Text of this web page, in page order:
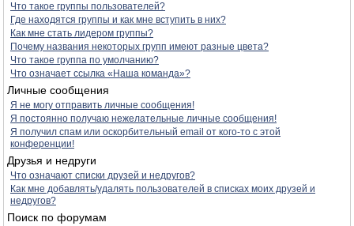
Что такое группы пользователей?
Где находятся группы и как мне вступить в них?
Как мне стать лидером группы?
Почему названия некоторых групп имеют разные цвета?
Что такое группа по умолчанию?
Что означает ссылка «Наша команда»?
Личные сообщения
Я не могу отправить личные сообщения!
Я постоянно получаю нежелательные личные сообщения!
Я получил спам или оскорбительный email от кого-то с этой
конференции!
Друзья и недруги
Что означают списки друзей и недругов?
Как мне добавлять/удалять пользователей в списках моих друзей и
недругов?
Поиск по форумам